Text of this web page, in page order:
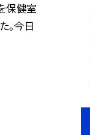
保健室
。今日